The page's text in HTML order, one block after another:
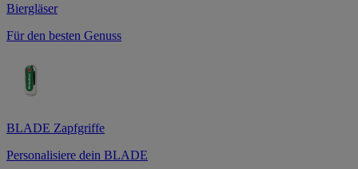
Biergläser
Für den besten Genuss
BLADE Zapfgriffe
Personalisiere dein BLADE